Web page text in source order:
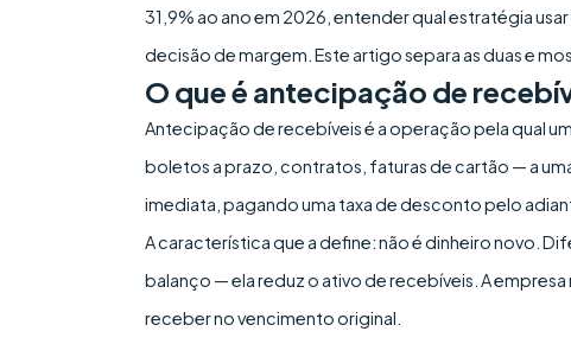
31,9% ao ano em 2026, entender qual estratégia
decisão de margem. Este artigo separa as duas e
O que é antecipação de
Antecipação de recebíveis é a operação pela qual
boletos a prazo, contratos, faturas de cartão — a
imediata, pagando uma taxa de desconto pelo
A característica que a define: não é dinheiro novo.
balanço — ela reduz o ativo de recebíveis. A
receber no vencimento original.